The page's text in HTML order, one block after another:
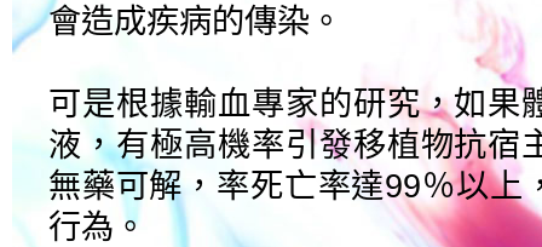
會造成疾病的傳染。
可是根據輸血專家的研究，如果
液，有極高機率引發移植物抗宿
無藥可解，率死亡率達99％以上
行為。